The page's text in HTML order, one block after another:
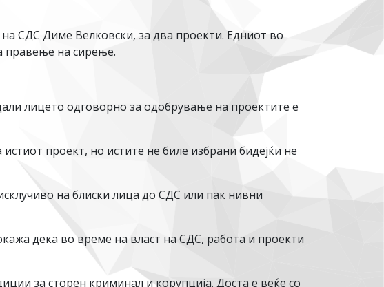
СДС Диме Велковски, за два проекти. Едниот во
правење на сирење.
лицето одговорно за одобрување на проектите е
проект, но истите не биле избрани бидејќи не
на блиски лица до СДС или пак нивни
дека во време на власт на СДС, работа и проекти
за сторен криминал и корупција. Доста е веќе со